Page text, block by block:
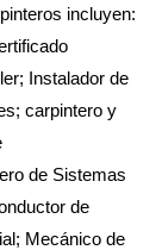
incluyen:
Instalador de
carpintero y
de Sistemas
de
Mecánico de